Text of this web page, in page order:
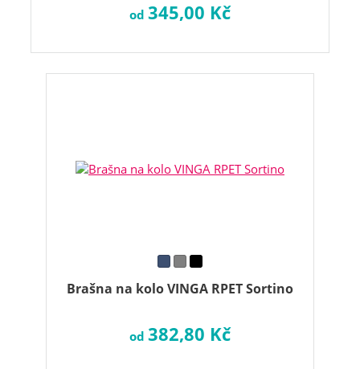
od 345,00 Kč
Brašna na kolo VINGA RPET Sortino
od 382,80 Kč